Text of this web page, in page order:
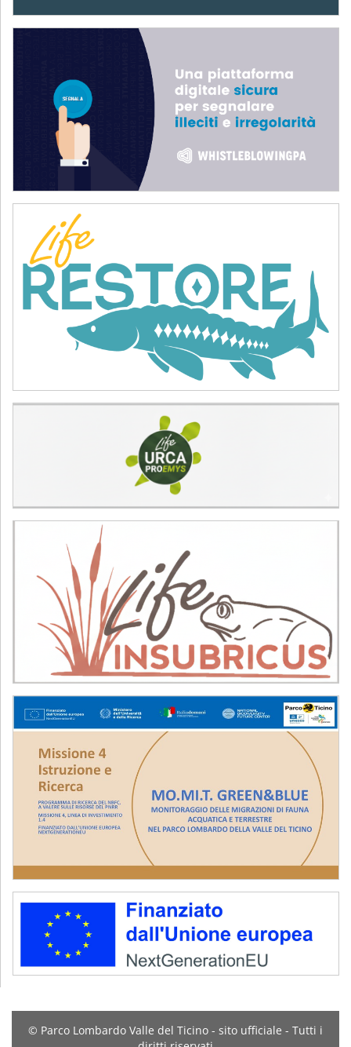
© Parco Lombardo Valle del Ticino - sito ufficiale - Tutti i